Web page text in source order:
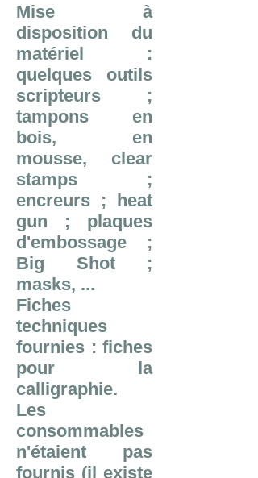
Mise à
disposition du
matériel :
quelques outils
scripteurs ;
tampons en
bois, en
mousse, clear
stamps ;
encreurs ; heat
gun ; plaques
d'embossage ;
Big Shot ;
masks, ...
Fiches
techniques
fournies : fiches
pour la
calligraphie.
Les
consommables
n'étaient pas
fournis (il existe